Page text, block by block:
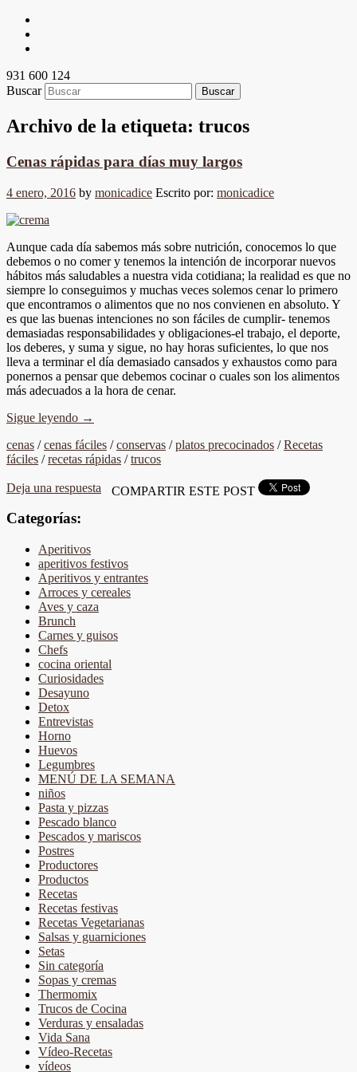
931 600 124
Buscar
Archivo de la etiqueta: trucos
Cenas rápidas para días muy largos
4 enero, 2016 by monicadice Escrito por: monicadice
Aunque cada día sabemos más sobre nutrición, conocemos lo que
debemos o no comer y tenemos la intención de incorporar nuevos
hábitos más saludables a nuestra vida cotidiana; la realidad es que no
siempre lo conseguimos y muchas veces solemos cenar lo primero
que encontramos o alimentos que no nos convienen en absoluto. Y
es que las buenas intenciones no son fáciles de cumplir- tenemos
demasiadas responsabilidades y obligaciones-el trabajo, el deporte,
los deberes, y suma y sigue, no hay horas suficientes, lo que nos
lleva a terminar el día demasiado cansados y exhaustos como para
ponernos a pensar que debemos cocinar o cuales son los alimentos
más adecuados a la hora de cenar.
Sigue leyendo →
cenas /cenas fáciles /conservas /platos precocinados /Recetas
fáciles /recetas rápidas /trucos
Deja una respuesta COMPARTIR ESTE POST
Categorías:
Aperitivos
aperitivos festivos
Aperitivos y entrantes
Arroces y cereales
Aves y caza
Brunch
Carnes y guisos
Chefs
cocina oriental
Curiosidades
Desayuno
Detox
Entrevistas
Horno
Huevos
Legumbres
MENÚ DE LA SEMANA
niños
Pasta y pizzas
Pescado blanco
Pescados y mariscos
Postres
Productores
Productos
Recetas
Recetas festivas
Recetas Vegetarianas
Salsas y guarniciones
Setas
Sin categoría
Sopas y cremas
Thermomix
Trucos de Cocina
Verduras y ensaladas
Vida Sana
Vídeo-Recetas
vídeos